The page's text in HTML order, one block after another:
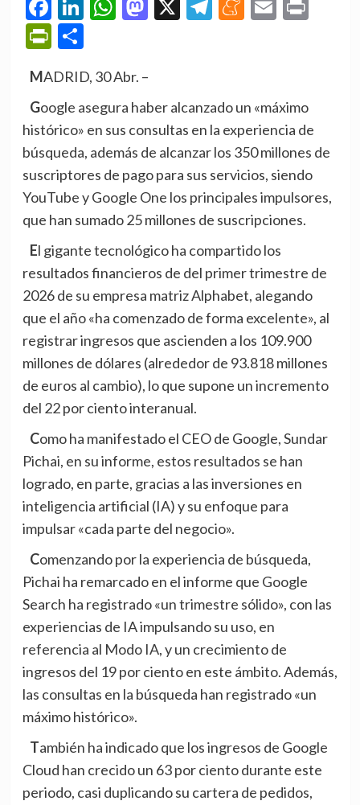
Facebook
LinkedIn
WhatsApp
Mastodon
X Telegram
Meneame
Email
PrintFriendly
Compartir
MADRID, 30 Abr. –
Google asegura haber alcanzado un «máximo
histórico» en sus consultas en la experiencia de
búsqueda, además de alcanzar los 350 millones de
suscriptores de pago para sus servicios, siendo
YouTube y Google One los principales impulsores,
que han sumado 25 millones de suscripciones.
El gigante tecnológico ha compartido los
resultados financieros de del primer trimestre de
2026 de su empresa matriz Alphabet, alegando
que el año «ha comenzado de forma excelente», al
registrar ingresos que ascienden a los 109.900
millones de dólares (alrededor de 93.818 millones
de euros al cambio), lo que supone un incremento
del 22 por ciento interanual.
Como ha manifestado el CEO de Google, Sundar
Pichai, en su informe, estos resultados se han
logrado, en parte, gracias a las inversiones en
inteligencia artificial (IA) y su enfoque para
impulsar «cada parte del negocio».
Comenzando por la experiencia de búsqueda,
Pichai ha remarcado en el informe que Google
Search ha registrado «un trimestre sólido», con las
experiencias de IA impulsando su uso, en
referencia al Modo IA, y un crecimiento de
ingresos del 19 por ciento en este ámbito. Además,
las consultas en la búsqueda han registrado «un
máximo histórico».
También ha indicado que los ingresos de Google
Cloud han crecido un 63 por ciento durante este
periodo, casi duplicando su cartera de pedidos,